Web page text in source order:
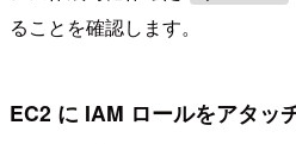
ることを確認します。
EC2 に IAM ロールをアタッ